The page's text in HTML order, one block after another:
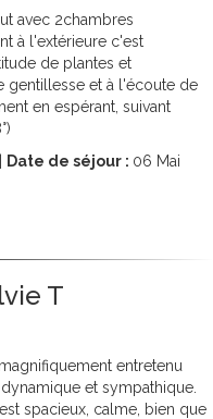
avec 2chambres
à l'extérieure c'est
de plantes et
gentillesse et à l'écoute de
en espérant, suivant
Date de séjour : 06 Mai
T
entretenu
et sympathique.
spacieux, calme, bien que